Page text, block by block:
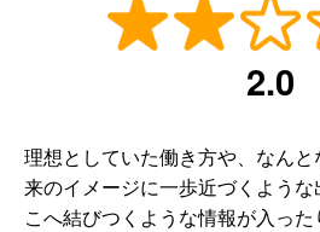
2.0
理想としていた働き方や、なん
来のイメージに一歩近づくよう
こへ結びつくような情報が入っ